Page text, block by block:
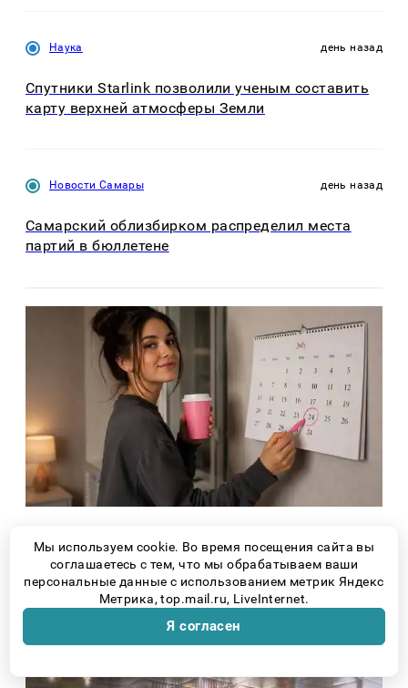
Наука день назад
Спутники Starlink позволили ученым составить
карту верхней атмосферы Земли
Новости Самары день назад
Самарский облизбирком распределил места
партий в бюллетене
Семь важных дел: какие привычки
сделают неделю ярче
Мы используем cookie. Во время посещения сайта вы
соглашаетесь с тем, что мы обрабатываем ваши
персональные данные с использованием метрик Яндекс
Метрика, top.mail.ru, LiveInternet.
Я согласен